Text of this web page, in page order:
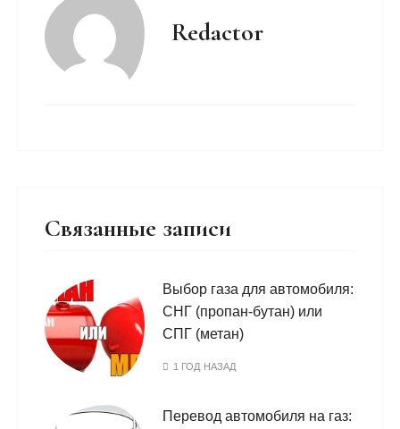
Redactor
Связанные записи
Выбор газа для автомобиля:
СНГ (пропан-бутан) или
СПГ (метан)
1 ГОД НАЗАД
Перевод автомобиля на газ: